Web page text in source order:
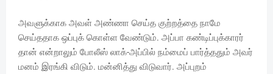
அவளுக்காக அவள் அண்ணா செய்த குற்றத்தை நாமே
செய்ததாக ஒப்புக் கொள்ள வேண்டும். அப்பா கண்டிப்புக்காரர்
தான் என்றாலும் போலீஸ் லாக்-அப்பில் நம்மைப் பார்த்ததும் அவர்
மனம் இரங்கி விடும். மன்னித்து விடுவார். அப்புறம்